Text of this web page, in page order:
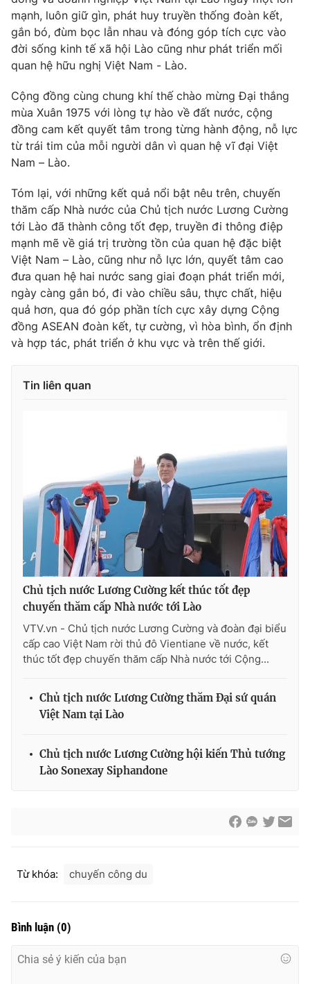
mạnh, luôn giữ gìn, phát huy truyền thống đoàn kết,
gắn bó, đùm bọc lẫn nhau và đóng góp tích cực vào
đời sống kinh tế xã hội Lào cũng như phát triển mối
quan hệ hữu nghị Việt Nam - Lào.
Cộng đồng cùng chung khí thế chào mừng Đại thắng
mùa Xuân 1975 với lòng tự hào về đất nước, cộng
đồng cam kết quyết tâm trong từng hành động, nỗ lực
từ trái tim của mỗi người dân vì quan hệ vĩ đại Việt
Nam – Lào.
Tóm lại, với những kết quả nổi bật nêu trên, chuyến
thăm cấp Nhà nước của Chủ tịch nước Lương Cường
tới Lào đã thành công tốt đẹp, truyền đi thông điệp
mạnh mẽ về giá trị trường tồn của quan hệ đặc biệt
Việt Nam – Lào, cũng như nỗ lực lớn, quyết tâm cao
đưa quan hệ hai nước sang giai đoạn phát triển mới,
ngày càng gắn bó, đi vào chiều sâu, thực chất, hiệu
quả hơn, qua đó góp phần tích cực xây dựng Cộng
đồng ASEAN đoàn kết, tự cường, vì hòa bình, ổn định
và hợp tác, phát triển ở khu vực và trên thế giới.
Tin liên quan
Chủ tịch nước Lương Cường kết thúc tốt đẹp
chuyến thăm cấp Nhà nước tới Lào
VTV.vn - Chủ tịch nước Lương Cường và đoàn đại biểu
cấp cao Việt Nam rời thủ đô Vientiane về nước, kết
thúc tốt đẹp chuyến thăm cấp Nhà nước tới Cộng...
Chủ tịch nước Lương Cường thăm Đại sứ quán
Việt Nam tại Lào
Chủ tịch nước Lương Cường hội kiến Thủ tướng
Lào Sonexay Siphandone
Từ khóa: chuyến công du
Bình luận (0)